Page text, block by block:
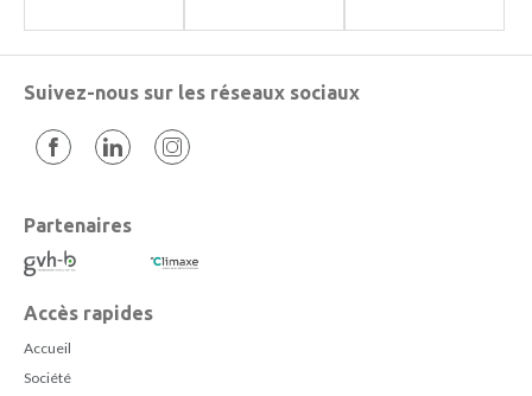
Suivez-nous sur les réseaux sociaux
Partenaires
Accès rapides
Accueil
Société